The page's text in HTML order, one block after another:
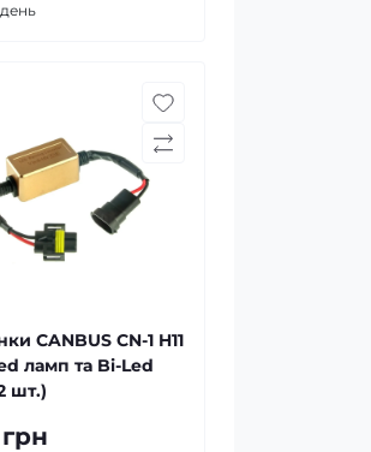
CANBUS CN-1 H11
ламп та Bi-Led
шт.)